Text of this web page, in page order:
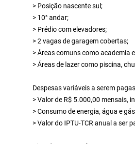
> Posição nascente sul;
> 10° andar;
> Prédio com elevadores;
> 2 vagas de garagem cobertas;
> Áreas comuns como academia
> Áreas de lazer como piscina,
Despesas variáveis a serem
> Valor de R$ 5.000,00 mensais,
> Consumo de energia, água e
> Valor do IPTU-TCR anual a ser